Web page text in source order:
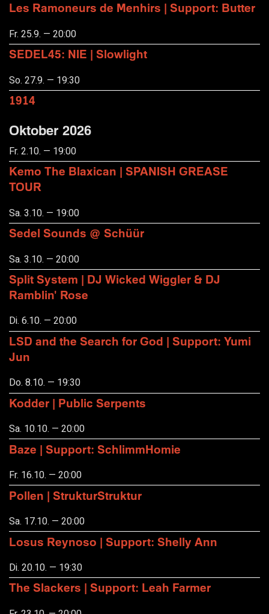
Les Ramoneurs de Menhirs | Support: Butter
Fr. 25.9. — 20:00
SEDEL45: NIE | Slowlight
So. 27.9. — 19:30
1914
Oktober 2026
Fr. 2.10. — 19:00
Kemo The Blaxican | SPANISH GREASE
TOUR
Sa. 3.10. — 19:00
Sedel Sounds @ Schüür
Sa. 3.10. — 20:00
Split System | DJ Wicked Wiggler & DJ
Ramblin' Rose
Di. 6.10. — 20:00
LSD and the Search for God | Support: Yumi
Jun
Do. 8.10. — 19:30
Kodder | Public Serpents
Sa. 10.10. — 20:00
Baze | Support: SchlimmHomie
Fr. 16.10. — 20:00
Pollen | StrukturStruktur
Sa. 17.10. — 20:00
Losus Reynoso | Support: Shelly Ann
Di. 20.10. — 19:30
The Slackers | Support: Leah Farmer